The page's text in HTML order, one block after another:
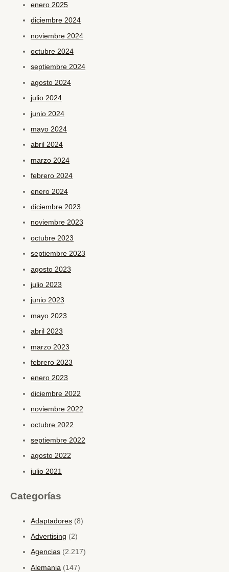
enero 2025
diciembre 2024
noviembre 2024
octubre 2024
septiembre 2024
agosto 2024
julio 2024
junio 2024
mayo 2024
abril 2024
marzo 2024
febrero 2024
enero 2024
diciembre 2023
noviembre 2023
octubre 2023
septiembre 2023
agosto 2023
julio 2023
junio 2023
mayo 2023
abril 2023
marzo 2023
febrero 2023
enero 2023
diciembre 2022
noviembre 2022
octubre 2022
septiembre 2022
agosto 2022
julio 2021
Categorías
Adaptadores (8)
Advertising (2)
Agencias (2.217)
Alemania (147)